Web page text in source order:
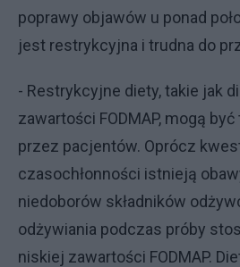
poprawy objawów u ponad
jest restrykcyjna i trudna do
- Restrykcyjne diety, takie jak
zawartości FODMAP, mogą
przez pacjentów. Oprócz
czasochłonności istnieją
niedoborów składników
odżywiania podczas próby
niskiej zawartości FODMAP.